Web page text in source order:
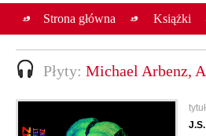
Strona główna Książki
Płyty: Michael Arbenz,
tytuł